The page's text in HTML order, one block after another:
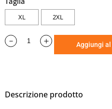
serigrafato e le toppe in twill
veri amanti della libertà.
ventilazione.
Twill leggero 60%
• Tasche a filetto con chiusura
XL 2XL
Aggiungi
Descrizione prodotto